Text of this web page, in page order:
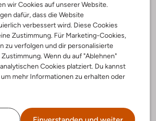
wir Cookies auf unserer Website.
dafür, dass die Website
verbessert wird. Diese Cookies
Zustimmung. Für Marketing-Cookies,
zu verfolgen und dir personalisierte
Wenn du auf "Ablehnen"
Cookies platziert. Du kannst
mehr Informationen zu erhalten oder
Puma